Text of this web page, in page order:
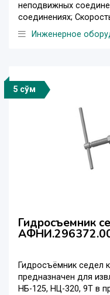
неподвижных
соединениях;
Инженерное
5 сўм
Гидросъемник
Гидросъёмник седел
предназначен для
НБ-125, НЦ-320, 9Т в